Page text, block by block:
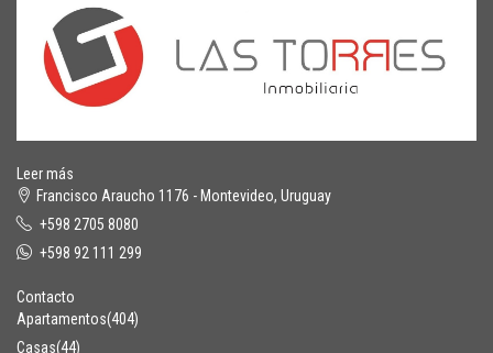
Leer más
Francisco Araucho 1176 - Montevideo, Uruguay
+598 2705 8080
+598 92 111 299
Contacto
Apartamentos(404)
Casas(44)